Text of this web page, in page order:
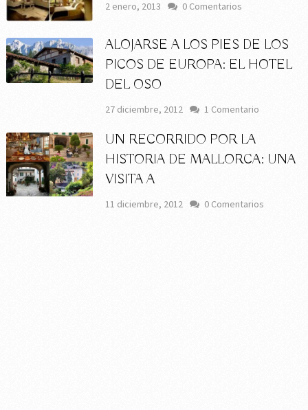
2 enero, 2013 0 Comentarios
ALOJARSE A LOS PIES DE LOS
PICOS DE EUROPA: EL HOTEL
DEL OSO
27 diciembre, 2012 1 Comentario
UN RECORRIDO POR LA
HISTORIA DE MALLORCA: UNA
VISITA A
11 diciembre, 2012 0 Comentarios